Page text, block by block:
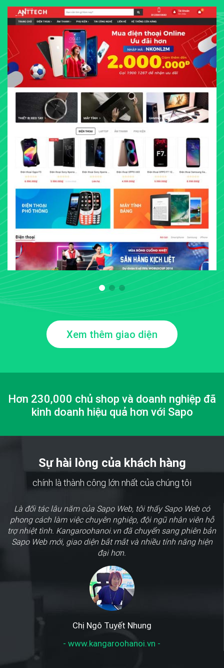
Xem thêm giao diện
Hơn 230,000 chủ shop và doanh nghiệp đã
kinh doanh hiệu quả hơn với Sapo
Sự hài lòng của khách hàng
chính là thành công lớn nhất của chúng tôi
Là đối tác lâu năm của Sapo Web, tôi thấy Sapo Web có
phong cách làm việc chuyên nghiệp, đội ngũ nhân viên hỗ
trợ nhiệt tình. Kangaroohanoi.vn đã chuyển sang phiên bản
Sapo Web mới, giao diện bắt mắt và nhiều tính năng hiện
đại hơn.
Chị Ngô Tuyết Nhung
- www.kangaroohanoi.vn -